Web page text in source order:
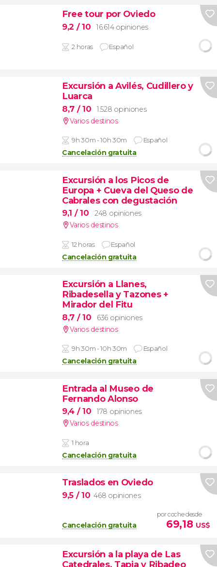
Free tour por Oviedo
9,2 / 10 16.614 opiniones
2 horas Español
Excursión a Avilés, Cudillero y
Luarca
8,7 / 10
1.528 opiniones
Varios destinos
9h 30m - 10h 30m Español
Cancelación gratuita
Excursión a los Picos de
Europa + Cueva del Queso de
Cabrales con degustación
9,1 / 10
248 opiniones
Varios destinos
12 horas Español
Cancelación gratuita
Excursión a Llanes,
Ribadesella y Tazones +
Mirador del Fitu
8,7 / 10
636 opiniones
Varios destinos
9h 30m - 10h 30m Español
Cancelación gratuita
Entrada al Museo de
Fernando Alonso
9,4 / 10
178 opiniones
Varios destinos
1 hora
Cancelación gratuita
Traslados en Oviedo
9,5 / 10 468 opiniones
Cancelación gratuita
por coche desde
69,18 US$
Excursión a la playa de Las
Catedrales, Tapia y Ribadeo